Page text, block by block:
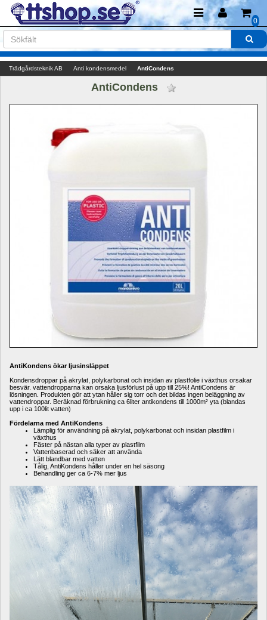
0
Trädgårdsteknik AB Anti kondensmedel AntiCondens
AntiCondens
AntiKondens ökar ljusinsläppet
Kondensdroppar på akrylat, polykarbonat och insidan av plastfolie i växthus orsakar
besvär. vattendropparna kan orsaka ljusförlust på upp till 25%! AntiCondens är
lösningen. Produkten gör att ytan håller sig torr och det bildas ingen beläggning av
vattendroppar. Beräknad förbrukning ca 6liter antikondens till 1000m² yta (blandas
upp i ca 100lit vatten)
Fördelarna med AntiKondens
Lämplig för användning på akrylat, polykarbonat och insidan plastfilm i
växthus
Fäster på nästan alla typer av plastfilm
Vattenbaserad och säker att använda
Lätt blandbar med vatten
Tålig, AntiKondens håller under en hel säsong
Behandling ger ca 6-7% mer ljus